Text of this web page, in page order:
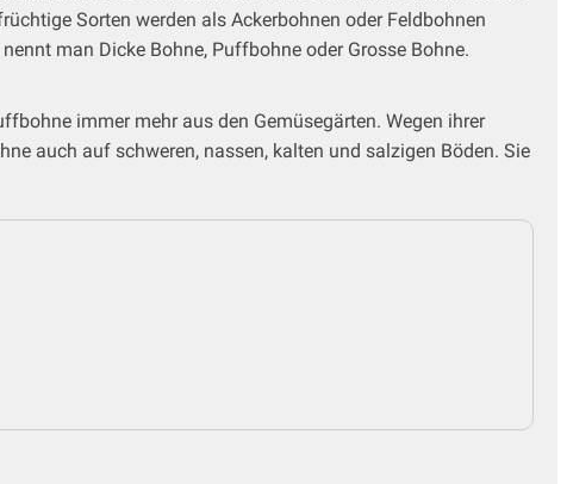
Sorten werden als Ackerbohnen oder Feldbohnen
man Dicke Bohne, Puffbohne oder Grosse Bohne.
immer mehr aus den Gemüsegärten. Wegen ihrer
auch auf schweren, nassen, kalten und salzigen Böden. Sie